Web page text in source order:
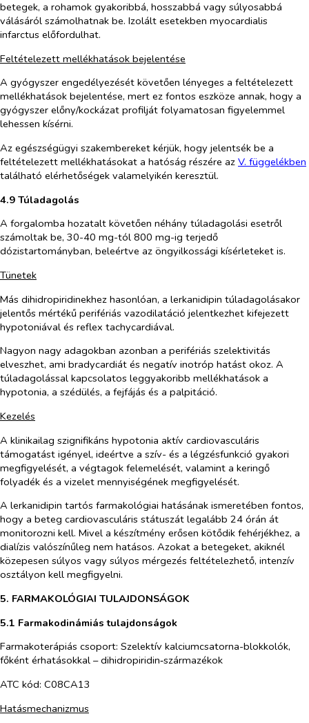
betegek, a rohamok gyakoribbá, hosszabbá vagy súlyosabbá
válásáról számolhatnak be. Izolált esetekben myocardialis
infarctus előfordulhat.
Feltételezett mellékhatások bejelentése
A gyógyszer engedélyezését követően lényeges a feltételezett
mellékhatások bejelentése, mert ez fontos eszköze annak, hogy a
gyógyszer előny/kockázat profilját folyamatosan figyelemmel
lehessen kísérni.
Az egészségügyi szakembereket kérjük, hogy jelentsék be a
feltételezett mellékhatásokat a hatóság részére az V. függelékben
található elérhetőségek valamelyikén keresztül.
4.9 Túladagolás
A forgalomba hozatalt követően néhány túladagolási esetről
számoltak be, 30-40 mg-tól 800 mg-ig terjedő
dózistartományban, beleértve az öngyilkossági kísérleteket is.
Tünetek
Más dihidropiridinekhez hasonlóan, a lerkanidipin túladagolásakor
jelentős mértékű perifériás vazodilatáció jelentkezhet kifejezett
hypotoniával és reflex tachycardiával.
Nagyon nagy adagokban azonban a perifériás szelektivitás
elveszhet, ami bradycardiát és negatív inotróp hatást okoz. A
túladagolással kapcsolatos leggyakoribb mellékhatások a
hypotonia, a szédülés, a fejfájás és a palpitáció.
Kezelés
A klinikailag szignifikáns hypotonia aktív cardiovasculáris
támogatást igényel, ideértve a szív- és a légzésfunkció gyakori
megfigyelését, a végtagok felemelését, valamint a keringő
folyadék és a vizelet mennyiségének megfigyelését.
A lerkanidipin tartós farmakológiai hatásának ismeretében fontos,
hogy a beteg cardiovasculáris státuszát legalább 24 órán át
monitorozni kell. Mivel a készítmény erősen kötődik fehérjékhez, a
dialízis valószínűleg nem hatásos. Azokat a betegeket, akiknél
közepesen súlyos vagy súlyos mérgezés feltételezhető, intenzív
osztályon kell megfigyelni.
5. FARMAKOLÓGIAI TULAJDONSÁGOK
5.1 Farmakodinámiás tulajdonságok
Farmakoterápiás csoport: Szelektív kalciumcsatorna-blokkolók,
főként érhatásokkal – dihidropiridin‑származékok
ATC kód: C08CA13
Hatásmechanizmus